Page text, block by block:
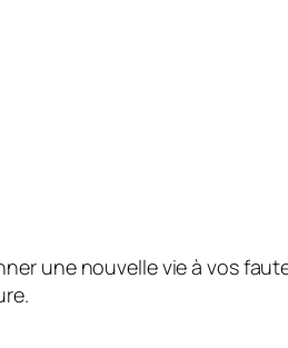
une nouvelle vie à vos
.